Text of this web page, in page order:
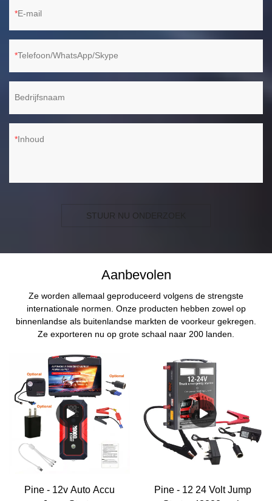
E-mail
Telefoon/WhatsApp/Skype
Bedrijfsnaam
Inhoud
STUUR NU ONDERZOEK
Aanbevolen
Ze worden allemaal geproduceerd volgens de strengste
internationale normen. Onze producten hebben zowel op
binnenlandse als buitenlandse markten de voorkeur gekregen.
Ze exporteren nu op grote schaal naar 200 landen.
Pine - 12v Auto Accu
Pine - 12 24 Volt Jump